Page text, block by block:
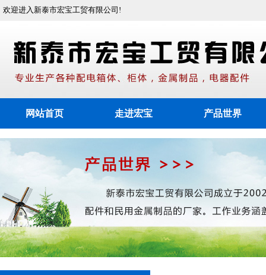
欢迎进入新泰市宏宝工贸有限公司!
网站首页 走进宏宝 产品世界